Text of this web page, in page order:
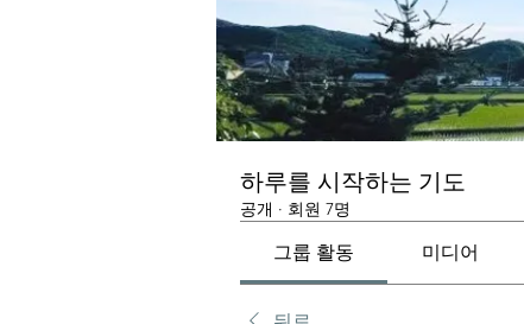
하루를 시작하는 기도
공개 · 회원 7명
그룹 활동 미디어